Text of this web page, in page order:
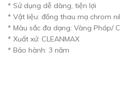
* Sử dụng dễ dàng, tiện lợi
* Vật liệu: đồng thau mạ chrom
* Màu sắc đa dạng: Vàng Pháp/
* Xuất xứ: CLEANMAX
* Bảo hành: 3 năm